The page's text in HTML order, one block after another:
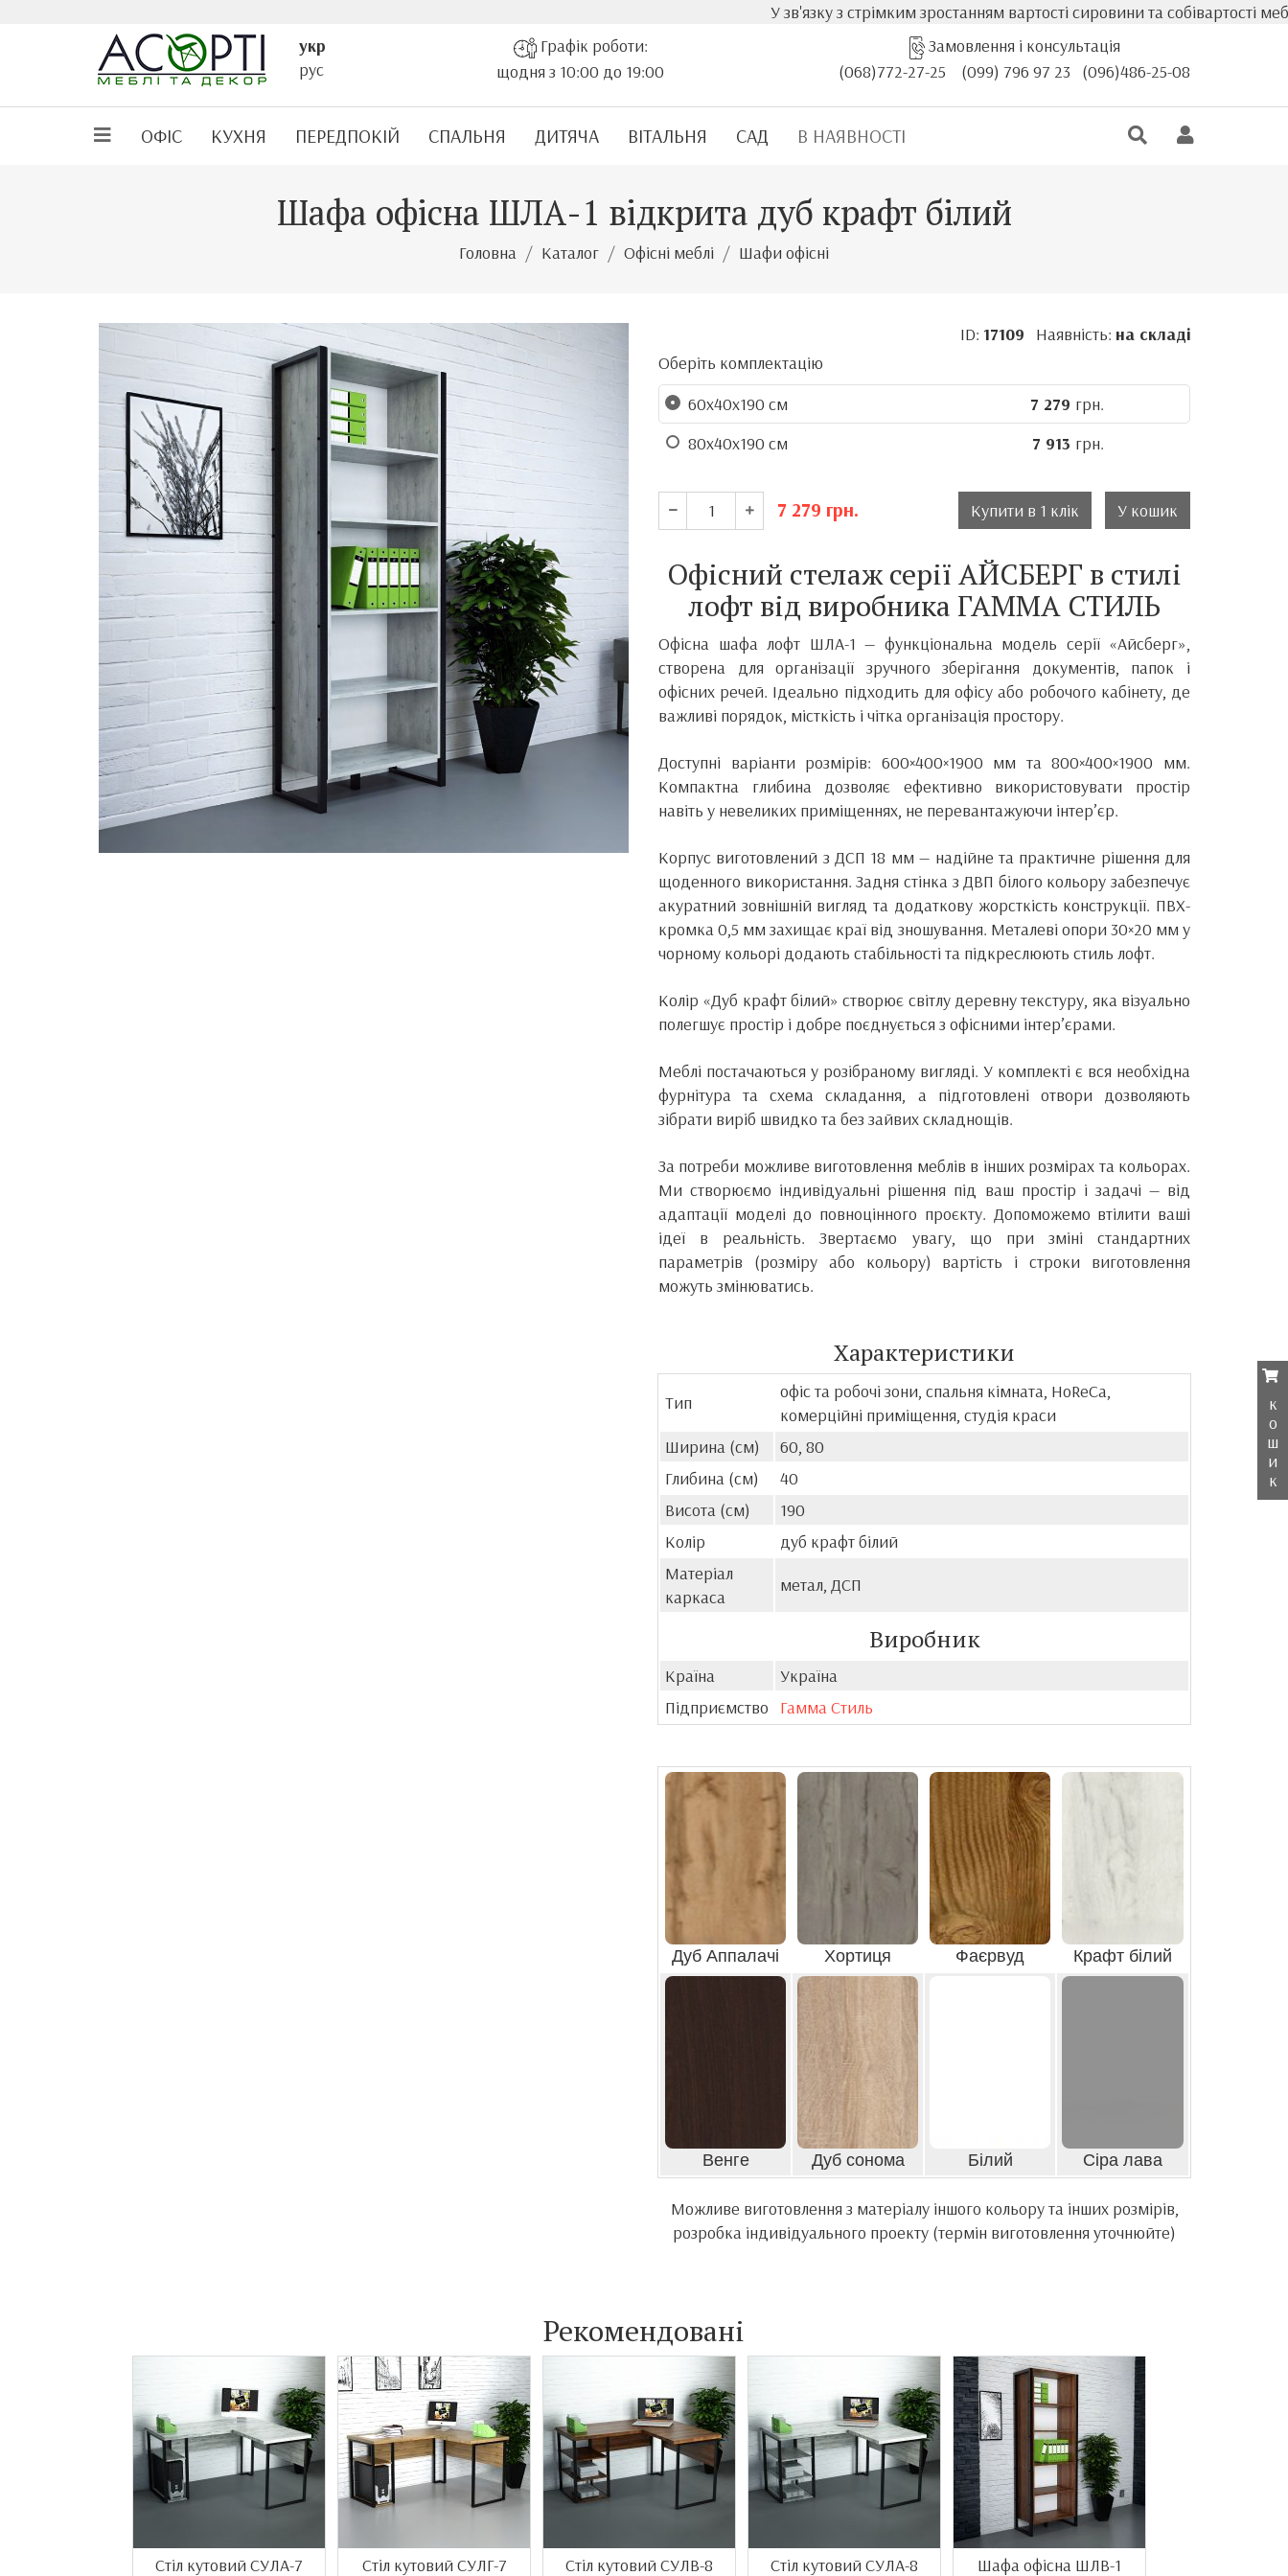
У зв'язку з стрімким зростанням вартості сировини та собівартості меблів,
укр
рус
Графік роботи:
щодня з 10:00 до 19:00
Замовлення і консультація
(068)772-27-25
(099) 796 97 23 (096)486-25-08
ОФІС КУХНЯ ПЕРЕДПОКІЙ СПАЛЬНЯ ДИТЯЧА ВІТАЛЬНЯ САД В НАЯВНОСТІ
Шафа офісна ШЛА-1 відкрита дуб крафт білий
Головна Каталог Офісні меблі Шафи офісні
ID: 17109 Наявність: на складі
Оберіть комплектацію
60x40x190 см
7 279 грн.
80x40x190 см
7 913 грн.
7 279 грн. Купити в 1 клік У кошик
Офісний стелаж серії АЙСБЕРГ в стилі
лофт від виробника ГАММА СТИЛЬ
Офісна шафа лофт ШЛА-1 — функціональна модель серії «Айсберг»,
створена для організації зручного зберігання документів, папок і
офісних речей. Ідеально підходить для офісу або робочого кабінету, де
важливі порядок, місткість і чітка організація простору.
Доступні варіанти розмірів: 600×400×1900 мм та 800×400×1900 мм.
Компактна глибина дозволяє ефективно використовувати простір
навіть у невеликих приміщеннях, не перевантажуючи інтер’єр.
Корпус виготовлений з ДСП 18 мм — надійне та практичне рішення для
щоденного використання. Задня стінка з ДВП білого кольору забезпечує
акуратний зовнішній вигляд та додаткову жорсткість конструкції. ПВХ-
кромка 0,5 мм захищає краї від зношування. Металеві опори 30×20 мм у
чорному кольорі додають стабільності та підкреслюють стиль лофт.
Колір «Дуб крафт білий» створює світлу деревну текстуру, яка візуально
полегшує простір і добре поєднується з офісними інтер’єрами.
Меблі постачаються у розібраному вигляді. У комплекті є вся необхідна
фурнітура та схема складання, а підготовлені отвори дозволяють
зібрати виріб швидко та без зайвих складнощів.
За потреби можливе виготовлення меблів в інших розмірах та кольорах.
Ми створюємо індивідуальні рішення під ваш простір і задачі — від
адаптації моделі до повноцінного проєкту. Допоможемо втілити ваші
ідеї в реальність. Звертаємо увагу, що при зміні стандартних
параметрів (розміру або кольору) вартість і строки виготовлення
можуть змінюватись.
Характеристики
Тип
офіс та робочі зони, спальня кімната, HoReCa,
комерційні приміщення, студія краси
Ширина (см)
60, 80
Глибина (см)
40
Висота (см)
190
Колір
дуб крафт білий
Матеріал
каркаса
метал, ДСП
Виробник
Країна
Україна
Підприємство
Гамма Стиль
Дуб Аппалачі Хортиця Фаєрвуд Крафт білий
Венге Дуб сонома Білий Сіра лава
Можливе виготовлення з матеріалу іншого кольору та інших розмірів,
розробка індивідуального проекту (термін виготовлення уточнюйте)
Рекомендовані
Стіл кутовий СУЛА-7 Стіл кутовий СУЛГ-7 Стіл кутовий СУЛВ-8 Стіл кутовий СУЛА-8 Шафа офісна ШЛВ-1
к
о
ш
и
к